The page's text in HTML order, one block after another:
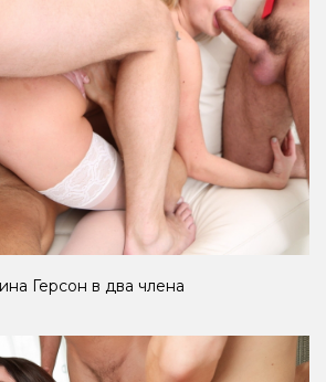
Герсон в два члена